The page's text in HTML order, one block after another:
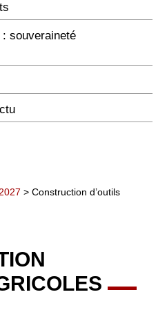
: souveraineté
> Construction d’outils